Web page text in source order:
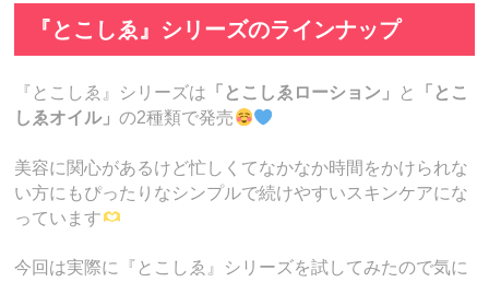
『とこしゑ』シリーズのラインナップ
『とこしゑ』シリーズは 「とこしゑローション」 と
「とこ
しゑオイル」の2種類で発売
美容に関心があるけど忙しくてなかなか時間をかけられな
い方にもぴったりなシンプルで続けやすいスキンケアにな
っています
今回は実際に『とこしゑ』シリーズを試してみたので気に